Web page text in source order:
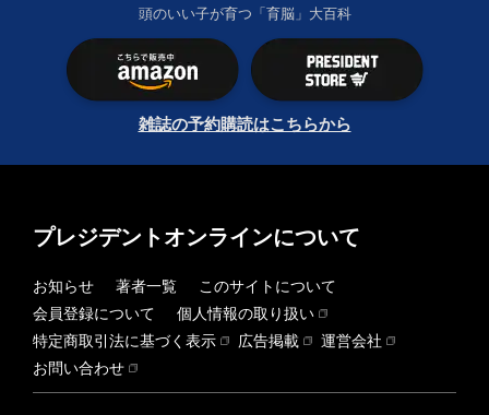
頭のいい子が育つ「育脳」大百科
雑誌の予約購読はこちらから
プレジデントオンラインについて
お知らせ 著者一覧
このサイトについて
会員登録について
個人情報の取り扱い
特定商取引法に基づく表示
広告掲載
運営会社
お問い合わせ